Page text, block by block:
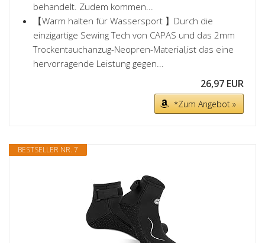
behandelt. Zudem kommen...
【Warm halten für Wassersport 】Durch die
einzigartige Sewing Tech von CAPAS und das 2mm
Trockentauchanzug-Neopren-Material,ist das eine
hervorragende Leistung gegen...
26,97 EUR
*Zum Angebot »
BESTSELLER NR. 7